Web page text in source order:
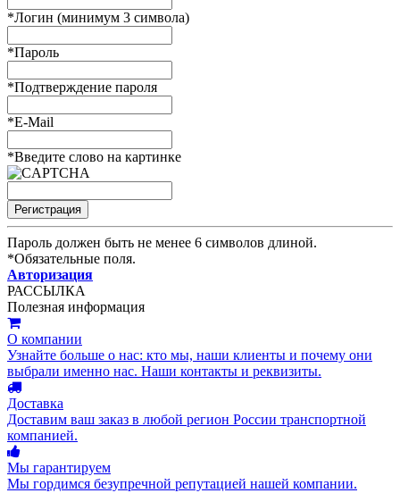
*Логин (минимум 3 символа)
*Пароль
*Подтверждение пароля
*E-Mail
*Введите слово на картинке
Пароль должен быть не менее 6 символов длиной.
*Обязательные поля.
Авторизация
РАССЫЛКА
Полезная информация
О компании
Узнайте больше о нас: кто мы, наши клиенты и почему они
выбрали именно нас. Наши контакты и реквизиты.
Доставка
Доставим ваш заказ в любой регион России транспортной
компанией.
Мы гарантируем
Мы гордимся безупречной репутацией нашей компании.